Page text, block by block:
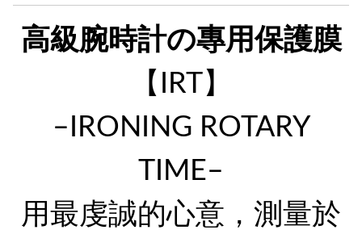
高級腕時計の專用保護膜
【IRT】
–IRONING ROTARY
TIME–
用最虔誠的心意，測量於